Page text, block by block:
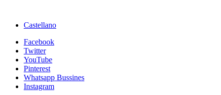
Castellano
Facebook
Twitter
YouTube
Pinterest
Whatsapp Bussines
Instagram